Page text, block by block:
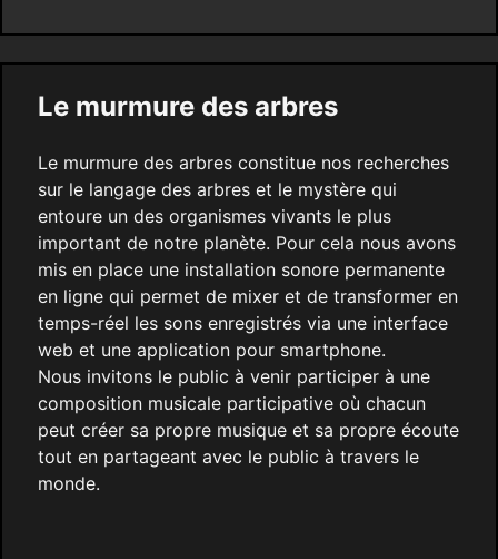
Le murmure des arbres
Le murmure des arbres constitue nos recherches
sur le langage des arbres et le mystère qui
entoure un des organismes vivants le plus
important de notre planète. Pour cela nous avons
mis en place une installation sonore permanente
en ligne qui permet de mixer et de transformer en
temps-réel les sons enregistrés via une interface
web et une application pour smartphone.
Nous invitons le public à venir participer à une
composition musicale participative où chacun
peut créer sa propre musique et sa propre écoute
tout en partageant avec le public à travers le
monde.